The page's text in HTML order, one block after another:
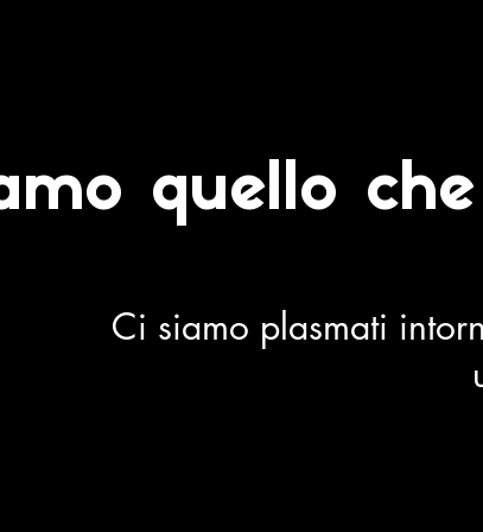
quello
Ci siamo plasmati